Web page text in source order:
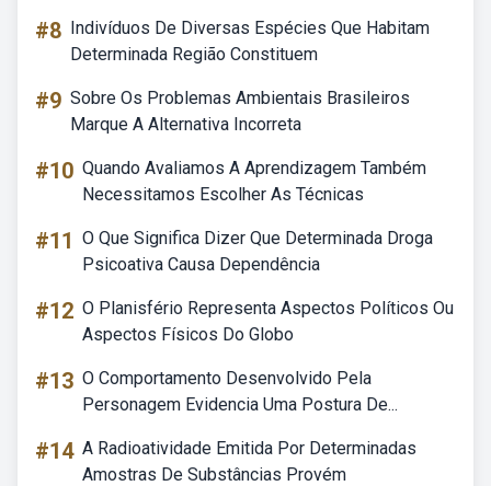
#8 Indivíduos De Diversas Espécies Que Habitam
Determinada Região Constituem
#9 Sobre Os Problemas Ambientais Brasileiros
Marque A Alternativa Incorreta
#10 Quando Avaliamos A Aprendizagem Também
Necessitamos Escolher As Técnicas
#11 O Que Significa Dizer Que Determinada Droga
Psicoativa Causa Dependência
#12 O Planisfério Representa Aspectos Políticos Ou
Aspectos Físicos Do Globo
#13 O Comportamento Desenvolvido Pela
Personagem Evidencia Uma Postura De...
#14 A Radioatividade Emitida Por Determinadas
Amostras De Substâncias Provém